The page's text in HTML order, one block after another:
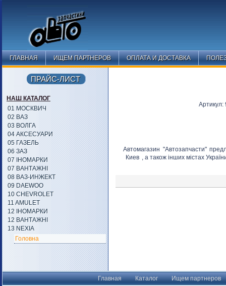
ГЛАВНАЯ ИЩЕМ ПАРТНЕРОВ ОПЛАТА И ДОСТАВКА
Автомагазин "Автозапчасти"
Киев , а також інших містах
ПРАЙС-ЛИСТ
НАШ КАТАЛОГ
01 МОСКВИЧ
02 ВАЗ
03 ВОЛГА
04 АКСЕСУАРИ
05 ГАЗЕЛЬ
06 ЗАЗ
07 ІНОМАРКИ
07 ВАНТАЖНІ
08 ВАЗ-ИНЖЕКТ
09 DAEWOO
10 CHEVROLET
11 AMULET
12 ІНОМАРКИ
12 ВАНТАЖНІ
13 NEXIA
Головна
Главная Каталог Ищем партнеров